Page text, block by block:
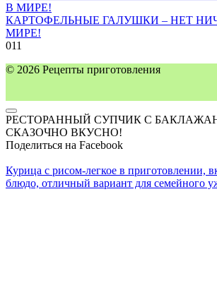
КАРТОФЕЛЬНЫЕ ГАЛУШКИ – НЕТ
МИРЕ!
011
© 2026 Рецепты приготовления
РЕСТОРАННЫЙ СУПЧИК С
СКАЗОЧНО ВКУСНО!
Поделиться на Facebook
Курица с рисом-легкое в приготовлении,
блюдо, отличный вариант для семейного